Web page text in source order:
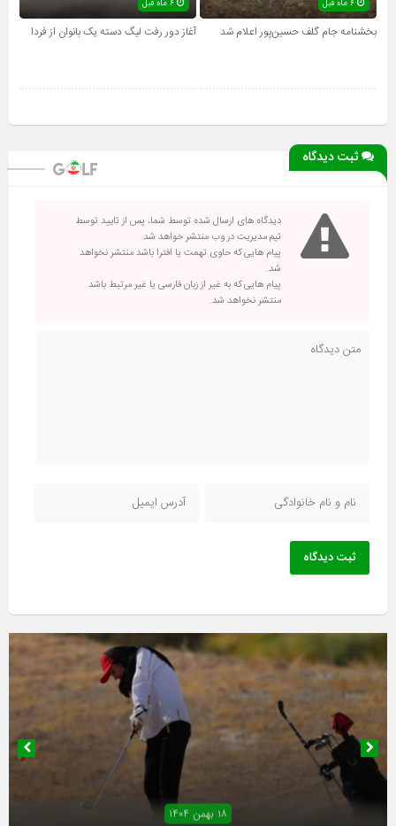
۶ ماه قبل
بخشنامه جام گلف حسین‌پور اعلام شد آغاز دور رفت لیگ دسته یک بانوان از فردا
ثبت دیدگاه
دیدگاه های ارسال شده توسط شما، پس از تایید توسط
تیم مدیریت در وب منتشر خواهد شد.
پیام هایی که حاوی تهمت یا افترا باشد منتشر نخواهد
شد.
پیام هایی که به غیر از زبان فارسی یا غیر مرتبط باشد
منتشر نخواهد شد.
ثبت دیدگاه
۱۸ بهمن ۱۴۰۴